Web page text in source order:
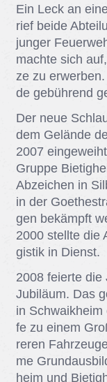
Ein Leck an
rief bei­de
jun­ger
mach­te sich
ze zu
de ge­büh­rend
Der neue
dem Ge­län­de
2007
Grup­pe
Ab­zei­chen in
in der
gen be­kämpft
2000 stell­te die
gis­tik in Dienst.
2008 fei­er­te die
Ju­bi­lä­um. Das
in
fe zu ei­nem
re­ren
me
heim und